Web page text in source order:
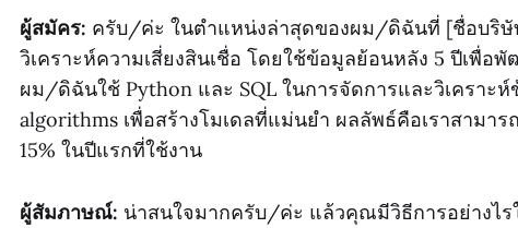
ผู้สมัคร: ครับ/ค่ะ ในตำแหน่งล่าสุดของผม/ดิฉันที่ [ชื่อบริ
วิเคราะห์ความเสี่ยงสินเชื่อ โดยใช้ข้อมูลย้อนหลัง 5 ปีเพื่อ
ผม/ดิฉันใช้ Python และ SQL ในการจัดการและวิเคราะ
algorithms เพื่อสร้างโมเดลที่แม่นยำ ผลลัพธ์คือเราสามา
15% ในปีแรกที่ใช้งาน
ผู้สัมภาษณ์: น่าสนใจมากครับ/ค่ะ แล้วคุณมีวิธีการอย่างไ